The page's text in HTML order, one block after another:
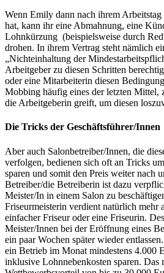
Wenn Emily dann nach ihrem
hat, kann ihr eine Abmahnung, eine
Lohnkürzung (beispielsweise durch
drohen. In ihrem Vertrag steht nämlich
„Nichteinhaltung der
Arbeitgeber zu diesen Schritten
oder eine Mitarbeiterin diesen
Mobbing häufig eines der letzten Mittel,
die Arbeitgeberin greift, um diesen
Die Tricks der Geschäftsführer/Innen
Aber auch Salonbetreiber/Innen, die
verfolgen, bedienen sich oft an Tricks
sparen und somit den Preis weiter nach
Betreiber/die Betreiberin ist dazu
Meister/In in einem Salon zu
Friseurmeisterin verdient natürlich mehr
einfacher Friseur oder eine Friseurin.
Meister/Innen bei der Eröffnung eines
ein paar Wochen später wieder
ein Betrieb im Monat mindestens 4.000
inklusive Lohnnebenkosten sparen. Das